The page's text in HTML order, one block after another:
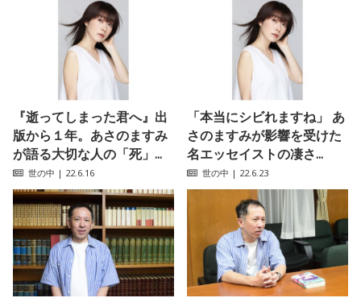
『逝ってしまった君へ』出
版から１年。あさのますみ
が語る大切な人の「死」...
世の中 | 22.6.16
「本当にシビれますね」 あ
さのますみが影響を受けた
名エッセイストの凄さ...
世の中 | 22.6.23